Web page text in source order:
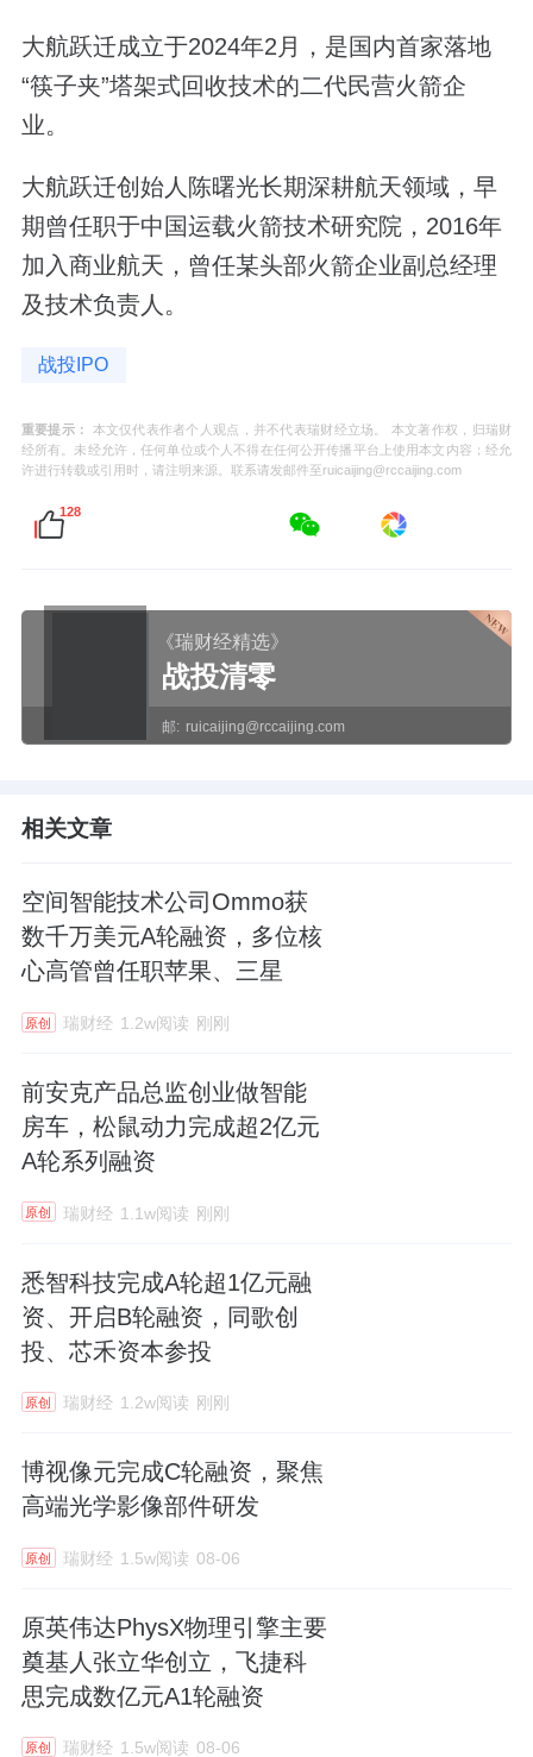
大航跃迁成立于2024年2月，是国内首家落地
“筷子夹”塔架式回收技术的二代民营火箭企
业。
大航跃迁创始人陈曙光长期深耕航天领域，早
期曾任职于中国运载火箭技术研究院，2016年
加入商业航天，曾任某头部火箭企业副总经理
及技术负责人。
战投IPO
重要提示：
本文仅代表作者个人观点，并不代表瑞财经立场。 本文著作权，归瑞财
经所有。未经允许，任何单位或个人不得在任何公开传播平台上使用本文内容；经允
许进行转载或引用时，请注明来源。联系请发邮件至ruicaijing@rccaijing.com
128
《瑞财经精选》
战投清零
邮: ruicaijing@rccaijing.com
相关文章
空间智能技术公司Ommo获
数千万美元A轮融资，多位核
心高管曾任职苹果、三星
原创 瑞财经 1.2w阅读 刚刚
前安克产品总监创业做智能
房车，松鼠动力完成超2亿元
A轮系列融资
原创 瑞财经 1.1w阅读 刚刚
悉智科技完成A轮超1亿元融
资、开启B轮融资，同歌创
投、芯禾资本参投
原创 瑞财经 1.2w阅读 刚刚
博视像元完成C轮融资，聚焦
高端光学影像部件研发
原创 瑞财经 1.5w阅读 08-06
原英伟达PhysX物理引擎主要
奠基人张立华创立，飞捷科
思完成数亿元A1轮融资
原创 瑞财经 1.5w阅读 08-06